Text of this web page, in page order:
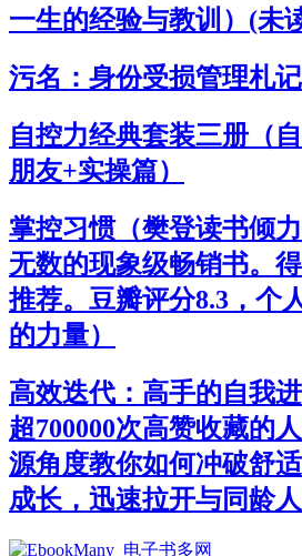
一生的经验与教训）(未
污名：身份受损管理札记
自控力经典套装三册（
朋友+实操篇）
掌控习惯（樊登读书倾
无数的现象级畅销书。
推荐。豆瓣评分8.3，个
的力量）
高效迭代：高手的自我
超700000次高赞收藏的
源角度教你如何冲破舒
成长，迅速拉开与同龄人